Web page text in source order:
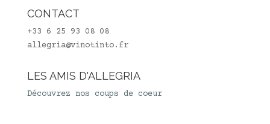
CONTACT
+33 6 25 93 08 08
allegria@vinotinto.fr
LES AMIS D'ALLEGRIA
Découvrez nos coups de coeur